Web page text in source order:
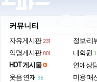
으
커뮤니티
자유게시판 231
익명게시판 801
HOT 게시물
웃음·연재 95
정보·리
대학원 1
연애상
미용·패